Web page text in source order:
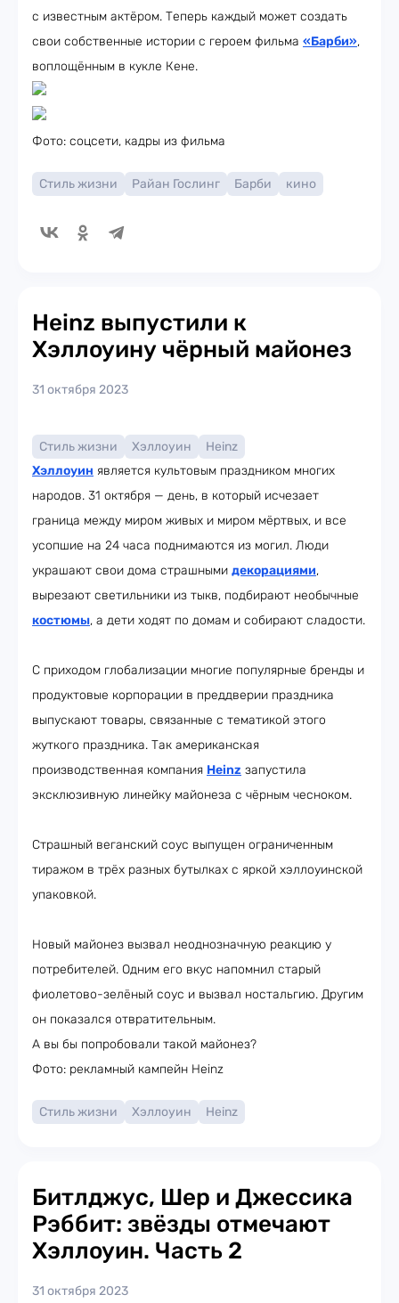
с известным актёром. Теперь каждый может создать
свои собственные истории с героем фильма «Барби»,
воплощённым в кукле Кене.
Фото: соцсети, кадры из фильма
Стиль жизни Райан Гослинг Барби кино
Heinz выпустили к
Хэллоуину чёрный майонез
31 октября 2023
Стиль жизни Хэллоуин
Heinz
Хэллоуин является культовым праздником многих
народов. 31 октября — день, в который исчезает
граница между миром живых и миром мёртвых, и все
усопшие на 24 часа поднимаются из могил. Люди
украшают свои дома страшными декорациями,
вырезают светильники из тыкв, подбирают необычные
костюмы, а дети ходят по домам и собирают сладости.
С приходом глобализации многие популярные бренды и
продуктовые корпорации в преддверии праздника
выпускают товары, связанные с тематикой этого
жуткого праздника. Так американская
производственная компания Heinz запустила
эксклюзивную линейку майонеза с чёрным чесноком.
Страшный веганский соус выпущен ограниченным
тиражом в трёх разных бутылках с яркой хэллоуинской
упаковкой.
Новый майонез вызвал неоднозначную реакцию у
потребителей. Одним его вкус напомнил старый
фиолетово-зелёный соус и вызвал ностальгию. Другим
он показался отвратительным.
А вы бы попробовали такой майонез?
Фото: рекламный кампейн Heinz
Стиль жизни Хэллоуин Heinz
Битлджус, Шер и Джессика
Рэббит: звёзды отмечают
Хэллоуин. Часть 2
31 октября 2023